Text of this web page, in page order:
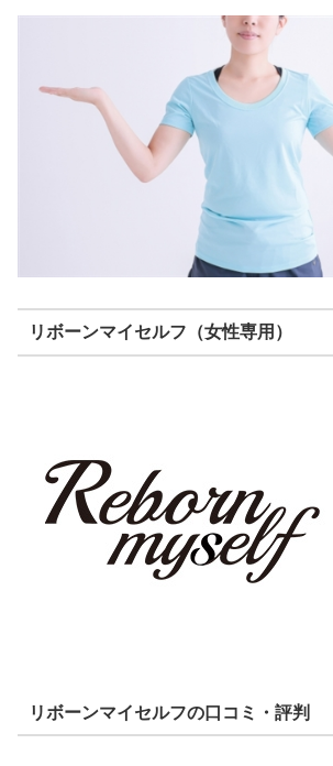
リボーンマイセルフ（女性専用）
リボーンマイセルフの口コミ・評判